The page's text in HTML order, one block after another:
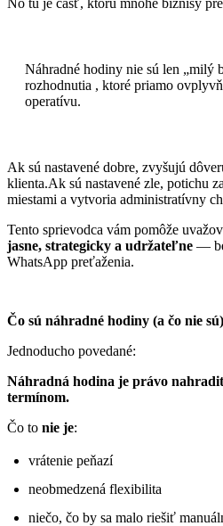
Náhradné hodiny nie sú len „milý
rozhodnutia , ktoré priamo
operatívu.
Ak sú nastavené dobre, zvyšujú
klienta.Ak sú nastavené zle, potichu
miestami a vytvoria administratívny
Tento sprievodca vám pomôže
jasne, strategicky a udržateľne —
WhatsApp preťaženia.
Čo sú náhradné hodiny (a čo nie sú)
Jednoducho povedané:
Náhradná hodina je právo
termínom.
Čo to nie je:
vrátenie peňazí
neobmedzená flexibilita
niečo, čo by sa malo riešiť